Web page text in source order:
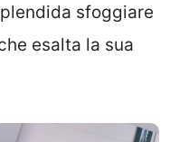
sfoggiare
esalta la sua